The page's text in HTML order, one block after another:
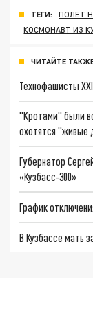
ТЕГИ: ПОЛЕТ
КОСМОНАВТ ИЗ
ЧИТАЙТЕ
Технофашисты
"Кротами" были
охотятся "живые
Губернатор
«Кузбасс-300»
График
В Кузбассе мать